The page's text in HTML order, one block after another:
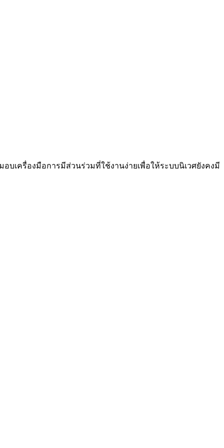
บเครื่องมือการมีส่วนร่วมที่ใช้งานง่ายเพื่อให้ระบบนิเวศยังคงมี